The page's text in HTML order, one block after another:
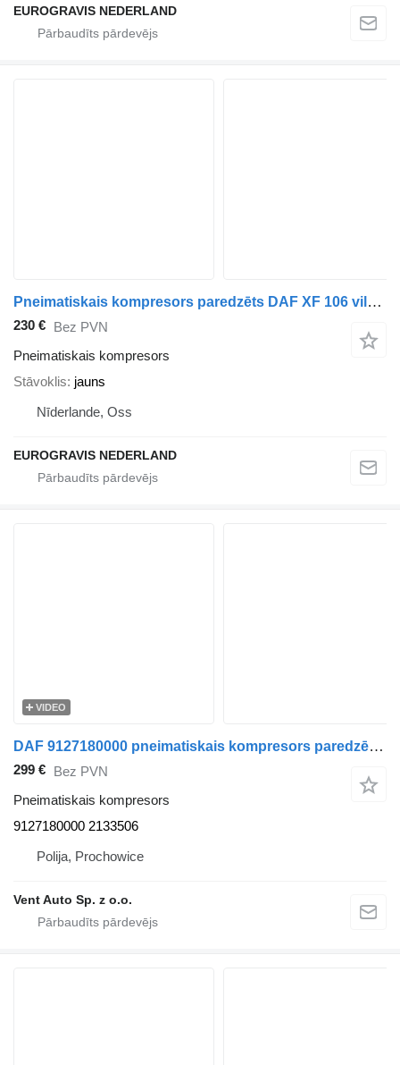
EUROGRAVIS NEDERLAND
Pneimatiskais kompresors paredzēts DAF XF 106 vilcēja
230 € Bez PVN
Pneimatiskais kompresors
Stāvoklis jauns
Nīderlande, Oss
EUROGRAVIS NEDERLAND
VIDEO
DAF 9127180000 pneimatiskais kompresors paredzēts DAF XF 106 480 vilcēja
299 € Bez PVN
Pneimatiskais kompresors
9127180000 2133506
Polija, Prochowice
Vent Auto Sp. z o.o.